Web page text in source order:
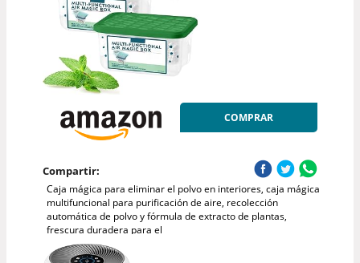
COMPRAR
Compartir:
Caja mágica para eliminar el polvo en interiores, caja mágica
multifuncional para purificación de aire, recolección
automática de polvo y fórmula de extracto de plantas,
frescura duradera para el